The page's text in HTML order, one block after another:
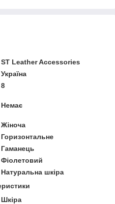
ST Leather Accessories
Україна
8
Немає
Жіноча
Горизонтальне
Гаманець
Фіолетовий
Натуральна шкіра
Шкіра